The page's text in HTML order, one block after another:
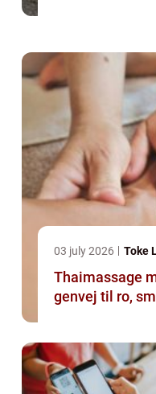
03 july 2026 Toke
Thaimassage
genvej til ro,